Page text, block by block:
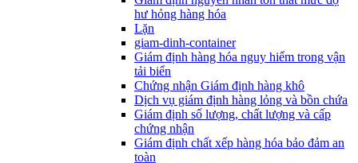
hư hỏng hàng hóa
Lặn
giam-dinh-container
Giám định hàng hóa nguy hiểm trong vận
tải biển
Chứng nhận Giám định hàng khô
Dịch vụ giám định hàng lỏng và bồn chứa
Giám định số lượng, chất lượng và cấp
chứng nhận
Giám định chất xếp hàng hóa bảo đảm an
toàn